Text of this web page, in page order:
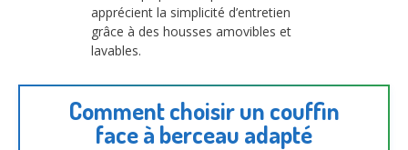
apprécient la simplicité d’entretien
grâce à des housses amovibles et
lavables.
Comment choisir un couffin
face à berceau adapté